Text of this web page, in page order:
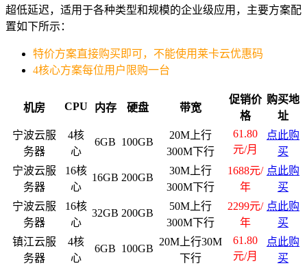
超低延迟，适用于各种类型和规模的企业级应用，主要方案配
置如下所示：
特价方案直接购买即可，不能使用莱卡云优惠码
4核心方案每位用户限购一台
机房 CPU 内存 硬盘 带宽
促销价
格
购买地
址
宁波云服
务器
4核
心
6GB 100GB
20M上行
300M下行
61.80
元/月
点此购
买
宁波云服
务器
16核
心
16GB 200GB
30M上行
300M下行
1688元/
年
点此购
买
宁波云服
务器
16核
心
32GB 200GB
50M上行
300M下行
2299元/
年
点此购
买
镇江云服
务器
4核
心
6GB 100GB
20M上行30M
下行
61.80
元/月
点此购
买